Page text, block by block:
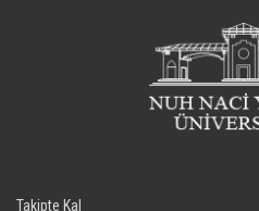
Takipte Kal